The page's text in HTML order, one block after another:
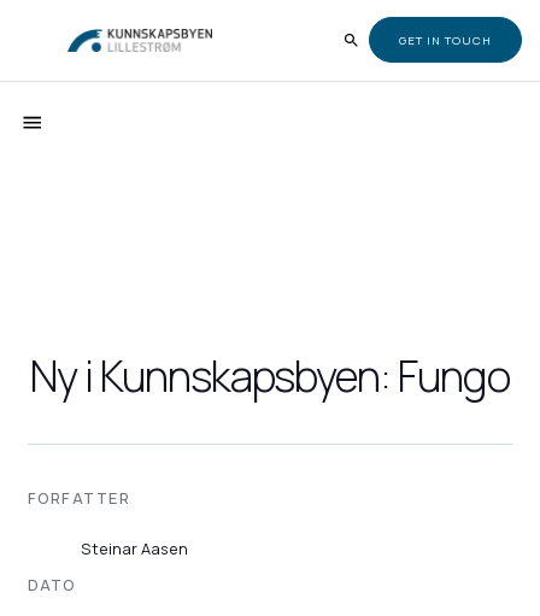
GET IN TOUCH
Ny i Kunnskapsbyen: Fungo
FORFATTER
Steinar Aasen
DATO